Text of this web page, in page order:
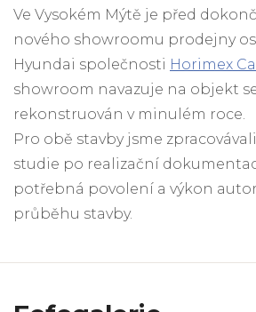
Ve Vysokém Mýtě je před
nového showroomu prodejny
Hyundai společnosti Horimex
showroom navazuje na objekt
rekonstruován v minulém roce.
Pro obě stavby jsme
studie po realizační
potřebná povolení a výkon
průběhu stavby.